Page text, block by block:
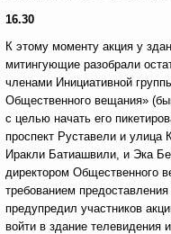
16.30
К этому моменту акция у
митингующие разобрали
членами Инициативной
Общественного вещания»
с целью начать его
проспект Руставели и улица
Иракли Батиашвили, и Эка
директором Общественного
требованием
предупредил участников
войти в здание